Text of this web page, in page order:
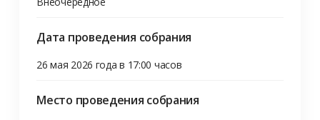
Дата проведения собрания
26 мая 2026 года в 17:00 часов
Место проведения собрания